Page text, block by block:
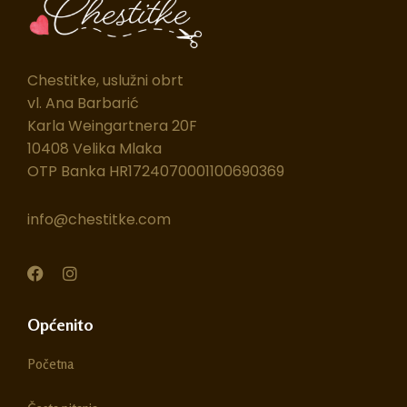
Chestitke, uslužni obrt
vl. Ana Barbarić
Karla Weingartnera 20F
10408 Velika Mlaka
OTP Banka HR1724070001100690369
info@chestitke.com
F
e
b
o
I
t
r
Općenito
Početna